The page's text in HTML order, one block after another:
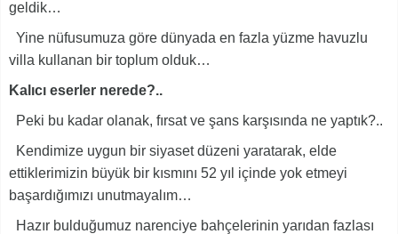
geldik…
Yine nüfusumuza göre dünyada en fazla yüzme havuzlu
villa kullanan bir toplum olduk…
Kalıcı eserler nerede?..
Peki bu kadar olanak, fırsat ve şans karşısında ne yaptık?..
Kendimize uygun bir siyaset düzeni yaratarak, elde
ettiklerimizin büyük bir kısmını 52 yıl içinde yok etmeyi
başardığımızı unutmayalım…
Hazır bulduğumuz narenciye bahçelerinin yarıdan fazlası